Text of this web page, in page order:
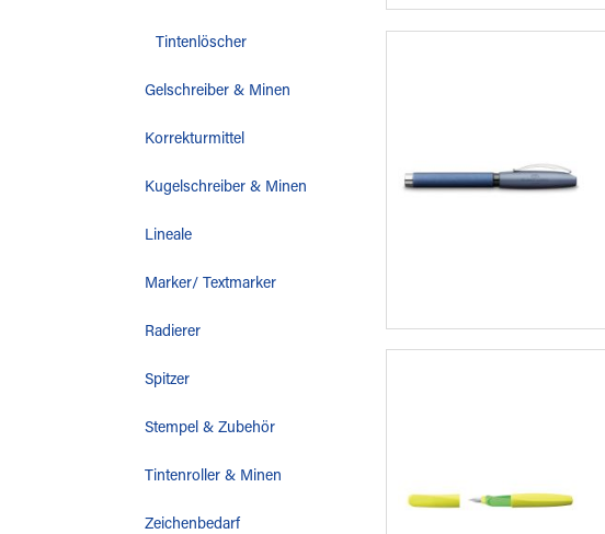
Tintenlöscher
Gelschreiber & Minen
Korrekturmittel
Kugelschreiber & Minen
Lineale
Marker/ Textmarker
Radierer
Spitzer
Stempel & Zubehör
Tintenroller & Minen
Zeichenbedarf